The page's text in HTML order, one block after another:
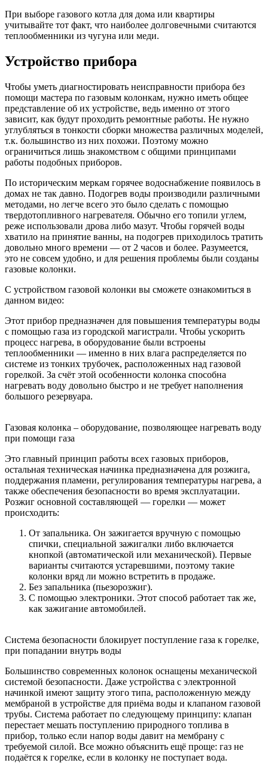
При выборе газового котла для дома или квартиры
учитывайте тот факт, что наиболее долговечными считаются
теплообменники из чугуна или меди.
Устройство прибора
Чтобы уметь диагностировать неисправности прибора без
помощи мастера по газовым колонкам, нужно иметь общее
представление об их устройстве, ведь именно от этого
зависит, как будут проходить ремонтные работы. Не нужно
углубляться в тонкости сборки множества различных моделей,
т.к. большинство из них похожи. Поэтому можно
ограничиться лишь знакомством с общими принципами
работы подобных приборов.
По историческим меркам горячее водоснабжение появилось в
домах не так давно. Подогрев воды производили различными
методами, но легче всего это было сделать с помощью
твердотопливного нагревателя. Обычно его топили углем,
реже использовали дрова либо мазут. Чтобы горячей воды
хватило на принятие ванны, на подогрев приходилось тратить
довольно много времени — от 2 часов и более. Разумеется,
это не совсем удобно, и для решения проблемы были созданы
газовые колонки.
С устройством газовой колонки вы сможете ознакомиться в
данном видео:
Этот прибор предназначен для повышения температуры воды
с помощью газа из городской магистрали. Чтобы ускорить
процесс нагрева, в оборудование были встроены
теплообменники — именно в них влага распределяется по
системе из тонких трубочек, расположенных над газовой
горелкой. За счёт этой особенности колонка способна
нагревать воду довольно быстро и не требует наполнения
большого резервуара.
Газовая колонка – оборудование, позволяющее нагревать воду
при помощи газа
Это главный принцип работы всех газовых приборов,
остальная техническая начинка предназначена для розжига,
поддержания пламени, регулирования температуры нагрева, а
также обеспечения безопасности во время эксплуатации.
Розжиг основной составляющей — горелки — может
происходить:
От запальника. Он зажигается вручную с помощью
спички, специальной зажигалки либо включается
кнопкой (автоматической или механической). Первые
варианты считаются устаревшими, поэтому такие
колонки вряд ли можно встретить в продаже.
Без запальника (пьезорозжиг).
С помощью электроники. Этот способ работает так же,
как зажигание автомобилей.
Система безопасности блокирует поступление газа к горелке,
при попадании внутрь воды
Большинство современных колонок оснащены механической
системой безопасности. Даже устройства с электронной
начинкой имеют защиту этого типа, расположенную между
мембраной в устройстве для приёма воды и клапаном газовой
трубы. Система работает по следующему принципу: клапан
перестает мешать поступлению природного топлива в
прибор, только если напор воды давит на мембрану с
требуемой силой. Все можно объяснить ещё проще: газ не
подаётся к горелке, если в колонку не поступает вода.